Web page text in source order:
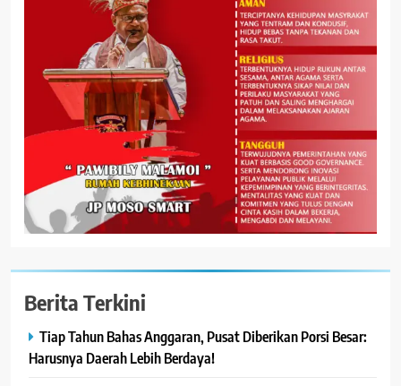
Berita Terkini
Tiap Tahun Bahas Anggaran, Pusat Diberikan Porsi Besar:
Harusnya Daerah Lebih Berdaya!